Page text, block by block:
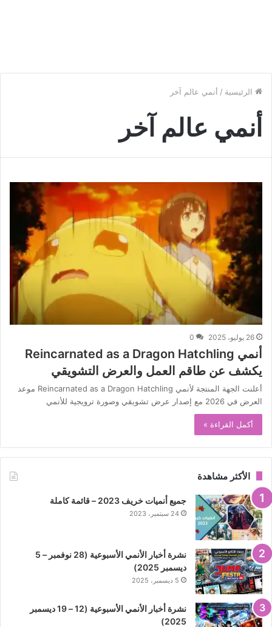
الرئيسية / أنمي عالم آخر
أنمي عالم آخر
26 يوليو، 2025 0
أنمي Reincarnated as a Dragon Hatchling
يكشف عن طاقم العمل والعرض التشويقي
أعلنت الجهة المنتجة لأنمي Reincarnated as a Dragon Hatchling موعد
العرض في 2026 مع إصدار عرض تشويقي وصورة ترويجية للأنمي
أكمل القراءة »
الأكثر مشاهدة
جميع أنميات خريف 2023 – قائمة كاملة
24 سبتمبر، 2023
نشرة أخبار الأنمي الأسبوعية (28 نوفمبر – 5
ديسمبر 2025)
5 ديسمبر، 2025
نشرة أخبار الأنمي الأسبوعية (12 – 19 ديسمبر
2025)